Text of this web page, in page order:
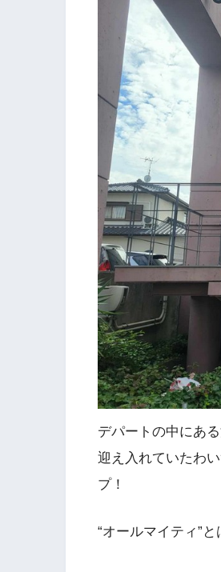
デパートの中にあ
迎え入れていたわ
プ！
“オールマイティ”